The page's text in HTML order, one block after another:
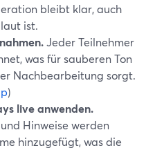
bleibt klar, auch
ist.
Jeder Teilnehmer
was für sauberen Ton
Nachbearbeitung sorgt.
)
live anwenden.
Hinweise werden
hinzugefügt, was die